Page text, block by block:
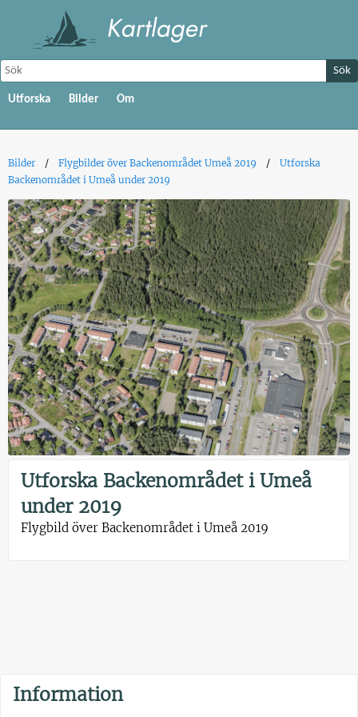
Sök
Utforska Bilder Om
Bilder Flygbilder över Backenområdet Umeå 2019
Utforska
Backenområdet i Umeå under 2019
Utforska Backenområdet i Umeå
under 2019
Flygbild över Backenområdet i Umeå 2019
Information